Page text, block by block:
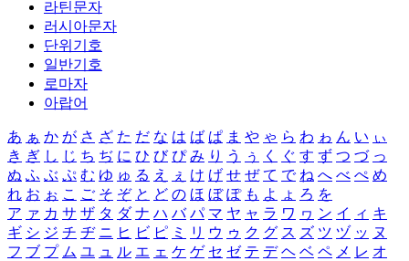
라틴문자
러시아문자
단위기호
일반기호
로마자
아랍어
あ ぁ か が さ ざ た だ な は ば ぱ ま や ゃ ら わ ゎ ん い ぃ
き ぎ し じ ち ぢ に ひ び ぴ み り う ぅ く ぐ す ず つ づ っ
ぬ ふ ぶ ぷ む ゆ ゅ る え ぇ け げ せ ぜ て で ね へ べ ぺ め
れ お ぉ こ ご そ ぞ と ど の ほ ぼ ぽ も よ ょ ろ を
ア ァ カ サ ザ タ ダ ナ ハ バ パ マ ヤ ャ ラ ワ ヮ ン イ ィ キ
ギ シ ジ チ ヂ ニ ヒ ビ ピ ミ リ ウ ゥ ク グ ス ズ ツ ヅ ッ ヌ
フ ブ プ ム ユ ュ ル エ ェ ケ ゲ セ ゼ テ デ ヘ ベ ペ メ レ オ